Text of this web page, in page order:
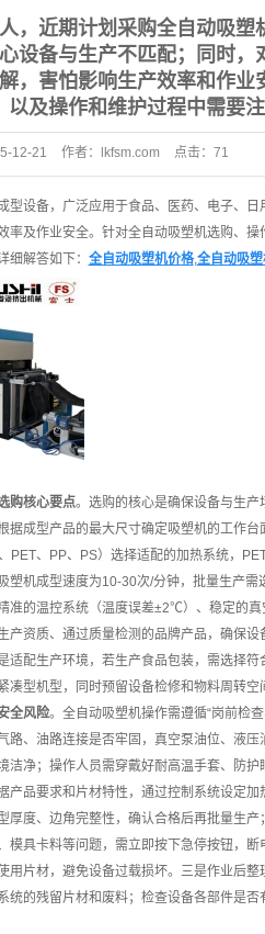
如何根据产品需求选
时，对设备的安全操作
处理也不了解，害怕影
如何正确选购全自动吸
要注意哪些关键问题？
，近期计划采购全自动吸
设备与生产不匹配；同时
，害怕影响生产效率和作
以及操作和维护过程中需要
12-21 作者： lkfsm.com 点击： 71
型设备，广泛应用于食品、医药、电子、
率及作业安全。针对全自动吸塑机选购、
细解答如下： 全自动吸塑机价格,全自动吸
购核心要点。选购的核心是确保设备与生
据成型产品的最大尺寸确定吸塑机的工作
PET、PP、PS）选择适配的加热系统，
塑机成型速度为10-30次/分钟，批量生产
准的温控系统（温度误差±2℃）、稳定的
产资质、通过质量检测的品牌产品，确保
适配生产环境，若生产食品包装，需选择
型机型，同时预留设备检修和物料周转空
全风险。全自动吸塑机操作需遵循“岗前检
路、油路连接是否牢固，真空泵油位、液
洁净；操作人员需穿戴好耐高温手套、防
产品要求和片材特性，通过控制系统设定
厚度、边角完整性，确认合格后再批量生
模具卡料等问题，需立即按下急停按钮，
用片材，避免设备过载损坏。三是作业后
统的残留片材和废料；检查设备各部件是